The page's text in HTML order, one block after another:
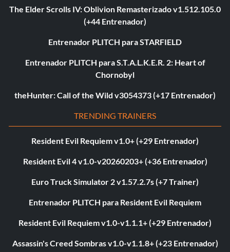
The Elder Scrolls IV: Oblivion Remasterizado v1.512.105.0
(+44 Entrenador)
Entrenador PLITCH para STARFIELD
Entrenador PLITCH para S.T.A.L.K.E.R. 2: Heart of
Chornobyl
theHunter: Call of the Wild v3054373 (+17 Entrenador)
TRENDING TRAINERS
Resident Evil Requiem v1.0+ (+29 Entrenador)
Resident Evil 4 v1.0-v20260203+ (+36 Entrenador)
Euro Truck Simulator 2 v1.57.2.7s (+7 Trainer)
Entrenador PLITCH para Resident Evil Requiem
Resident Evil Requiem v1.0-v1.1.1+ (+29 Entrenador)
Assassin's Creed Sombras v1.0-v1.1.8+ (+23 Entrenador)